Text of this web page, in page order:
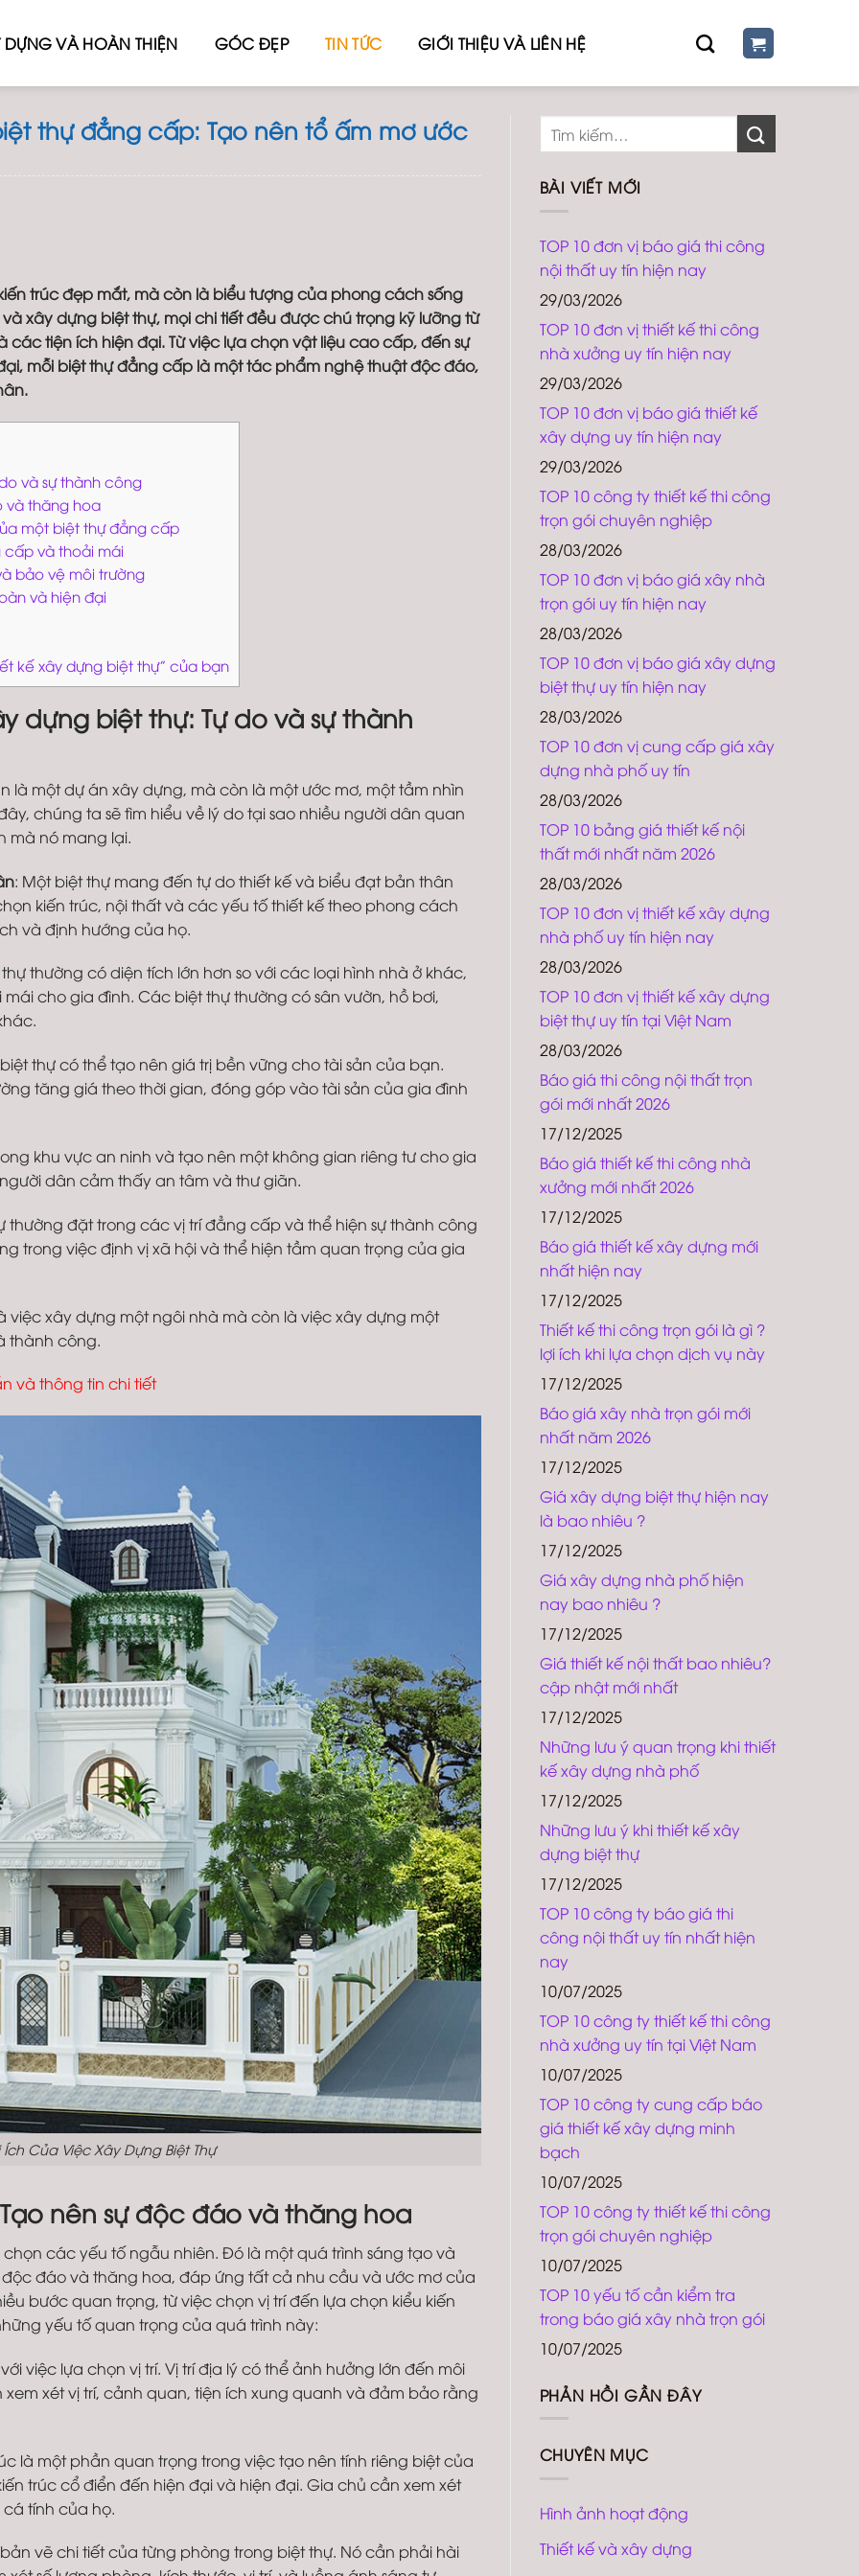
DỰNG VÀ HOÀN THIỆN GÓC ĐẸP TIN TỨC GIỚI THIỆU VÀ LIÊN HỆ
thự đẳng cấp: Tạo nên tổ ấm mơ ước
trúc đẹp mắt, mà còn là biểu tượng của phong cách sống
xây dựng biệt thự, mọi chi tiết đều được chú trọng kỹ lưỡng từ
tiện ích hiện đại. Từ việc lựa chọn vật liệu cao cấp, đến sự
mỗi biệt thự đẳng cấp là một tác phẩm nghệ thuật độc đáo,
và sự thành công
và thăng hoa
một biệt thự đẳng cấp
cấp và thoải mái
bảo vệ môi trường
và hiện đại
kế xây dựng biệt thự” của bạn
dựng biệt thự: Tự do và sự thành
là một dự án xây dựng, mà còn là một ước mơ, một tầm nhìn
chúng ta sẽ tìm hiểu về lý do tại sao nhiều người dân quan
mà nó mang lại.
: Một biệt thự mang đến tự do thiết kế và biểu đạt bản thân
kiến trúc, nội thất và các yếu tố thiết kế theo phong cách
và định hướng của họ.
thự thường có diện tích lớn hơn so với các loại hình nhà ở khác,
cho gia đình. Các biệt thự thường có sân vườn, hồ bơi,
thự có thể tạo nên giá trị bền vững cho tài sản của bạn.
tăng giá theo thời gian, đóng góp vào tài sản của gia đình
khu vực an ninh và tạo nên một không gian riêng tư cho gia
dân cảm thấy an tâm và thư giãn.
thường đặt trong các vị trí đẳng cấp và thể hiện sự thành công
trong việc định vị xã hội và thể hiện tầm quan trọng của gia
việc xây dựng một ngôi nhà mà còn là việc xây dựng một
thành công.
và thông tin chi tiết
Ích Của Việc Xây Dựng Biệt Thự
nên sự độc đáo và thăng hoa
các yếu tố ngẫu nhiên. Đó là một quá trình sáng tạo và
đáo và thăng hoa, đáp ứng tất cả nhu cầu và ước mơ của
bước quan trọng, từ việc chọn vị trí đến lựa chọn kiểu kiến
yếu tố quan trọng của quá trình này:
việc lựa chọn vị trí. Vị trí địa lý có thể ảnh hưởng lớn đến môi
xét vị trí, cảnh quan, tiện ích xung quanh và đảm bảo rằng
là một phần quan trọng trong việc tạo nên tính riêng biệt của
trúc cổ điển đến hiện đại và hiện đại. Gia chủ cần xem xét
tính của họ.
vẽ chi tiết của từng phòng trong biệt thự. Nó cần phải hài
BÀI VIẾT MỚI
TOP 10 đơn vị báo giá thi công
nội thất uy tín hiện nay
29/03/2026
TOP 10 đơn vị thiết kế thi công
nhà xưởng uy tín hiện nay
29/03/2026
TOP 10 đơn vị báo giá thiết kế
xây dựng uy tín hiện nay
29/03/2026
TOP 10 công ty thiết kế thi công
trọn gói chuyên nghiệp
28/03/2026
TOP 10 đơn vị báo giá xây nhà
trọn gói uy tín hiện nay
28/03/2026
TOP 10 đơn vị báo giá xây dựng
biệt thự uy tín hiện nay
28/03/2026
TOP 10 đơn vị cung cấp giá xây
dựng nhà phố uy tín
28/03/2026
TOP 10 bảng giá thiết kế nội
thất mới nhất năm 2026
28/03/2026
TOP 10 đơn vị thiết kế xây dựng
nhà phố uy tín hiện nay
28/03/2026
TOP 10 đơn vị thiết kế xây dựng
biệt thự uy tín tại Việt Nam
28/03/2026
Báo giá thi công nội thất trọn
gói mới nhất 2026
17/12/2025
Báo giá thiết kế thi công nhà
xưởng mới nhất 2026
17/12/2025
Báo giá thiết kế xây dựng mới
nhất hiện nay
17/12/2025
Thiết kế thi công trọn gói là gì ?
lợi ích khi lựa chọn dịch vụ này
17/12/2025
Báo giá xây nhà trọn gói mới
nhất năm 2026
17/12/2025
Giá xây dựng biệt thự hiện nay
là bao nhiêu ?
17/12/2025
Giá xây dựng nhà phố hiện
nay bao nhiêu ?
17/12/2025
Giá thiết kế nội thất bao nhiêu?
cập nhật mới nhất
17/12/2025
Những lưu ý quan trọng khi thiết
kế xây dựng nhà phố
17/12/2025
Những lưu ý khi thiết kế xây
dựng biệt thự
17/12/2025
TOP 10 công ty báo giá thi
công nội thất uy tín nhất hiện
nay
10/07/2025
TOP 10 công ty thiết kế thi công
nhà xưởng uy tín tại Việt Nam
10/07/2025
TOP 10 công ty cung cấp báo
giá thiết kế xây dựng minh
bạch
10/07/2025
TOP 10 công ty thiết kế thi công
trọn gói chuyên nghiệp
10/07/2025
TOP 10 yếu tố cần kiểm tra
trong báo giá xây nhà trọn gói
10/07/2025
PHẢN HỒI GẦN ĐÂY
CHUYÊN MỤC
Hình ảnh hoạt động
Thiết kế và xây dựng